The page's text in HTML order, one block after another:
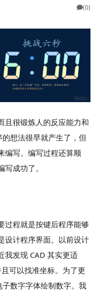
(0)
且很锻炼人的反应能力和
想法很早就产生了，但
编写。编写过程还算顺
成功了。
过程就是按键后程序能够
设计程序界面。以前设计
我发现 CAD 其实更适
可以找准坐标。为了更
子数字字体绘制数字。我